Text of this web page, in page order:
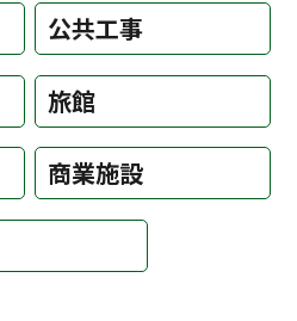
公共工事
旅館
商業施設